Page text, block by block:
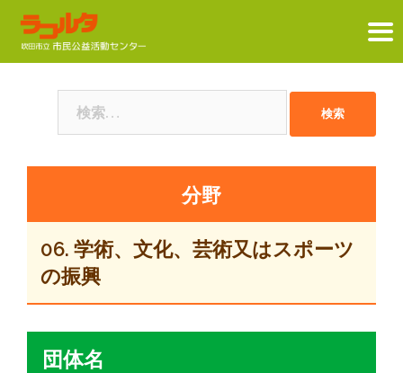
06. 学術、文化、芸術又はスポーツ
の振興
団体名